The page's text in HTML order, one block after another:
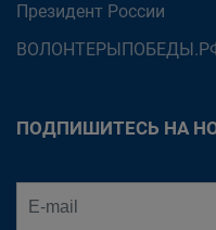
Президент России
ПОДПИШИТЕСЬ НА